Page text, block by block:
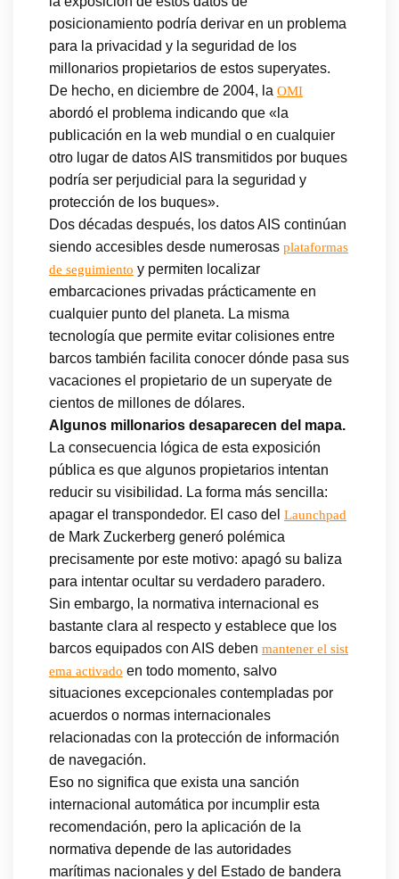
posicionamiento podría derivar en un problema
para la privacidad y la seguridad de los
millonarios propietarios de estos superyates.
De hecho, en diciembre de 2004, la OMI
abordó el problema indicando que «la
publicación en la web mundial o en cualquier
otro lugar de datos AIS transmitidos por buques
podría ser perjudicial para la seguridad y
protección de los buques».
Dos décadas después, los datos AIS continúan
siendo accesibles desde numerosas plataformas
de seguimiento y permiten localizar
embarcaciones privadas prácticamente en
cualquier punto del planeta. La misma
tecnología que permite evitar colisiones entre
barcos también facilita conocer dónde pasa sus
vacaciones el propietario de un superyate de
cientos de millones de dólares.
Algunos millonarios desaparecen del mapa.
La consecuencia lógica de esta exposición
pública es que algunos propietarios intentan
reducir su visibilidad. La forma más sencilla:
apagar el transpondedor. El caso del Launchpad
de Mark Zuckerberg generó polémica
precisamente por este motivo: apagó su baliza
para intentar ocultar su verdadero paradero.
Sin embargo, la normativa internacional es
bastante clara al respecto y establece que los
barcos equipados con AIS deben mantener el sist
ema activado en todo momento, salvo
situaciones excepcionales contempladas por
acuerdos o normas internacionales
relacionadas con la protección de información
de navegación.
Eso no significa que exista una sanción
internacional automática por incumplir esta
recomendación, pero la aplicación de la
normativa depende de las autoridades
marítimas nacionales y del Estado de bandera